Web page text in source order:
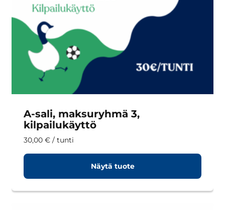
A-sali, maksuryhmä 3,
kilpailukäyttö
30,00 € / tunti
Näytä tuote